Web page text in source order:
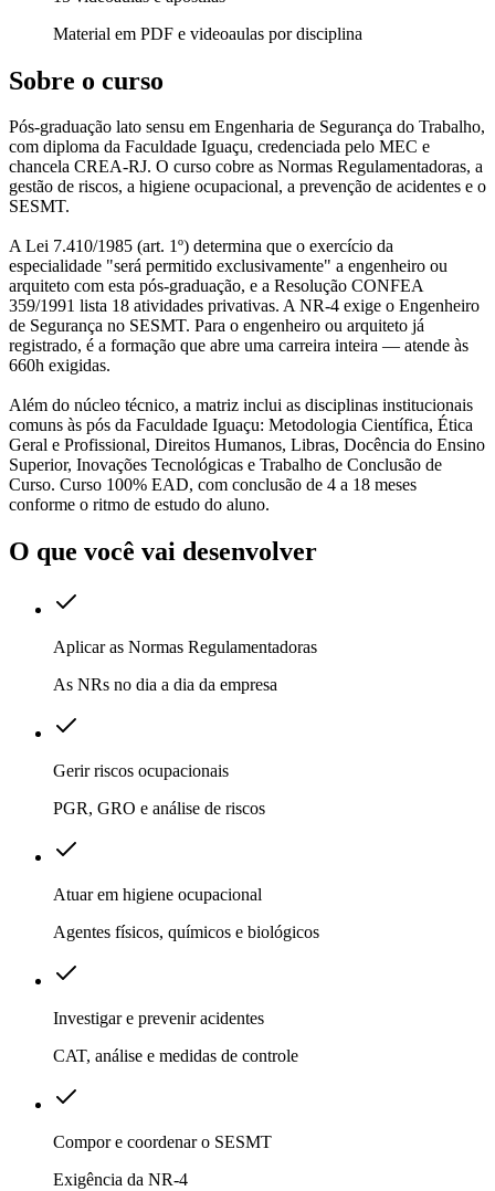
Material em PDF e videoaulas por disciplina
Sobre o curso
Pós-graduação lato sensu em Engenharia de Segurança do Trabalho,
com diploma da Faculdade Iguaçu, credenciada pelo MEC e
chancela CREA-RJ. O curso cobre as Normas Regulamentadoras, a
gestão de riscos, a higiene ocupacional, a prevenção de acidentes e o
SESMT.
A Lei 7.410/1985 (art. 1º) determina que o exercício da
especialidade "será permitido exclusivamente" a engenheiro ou
arquiteto com esta pós-graduação, e a Resolução CONFEA
359/1991 lista 18 atividades privativas. A NR-4 exige o Engenheiro
de Segurança no SESMT. Para o engenheiro ou arquiteto já
registrado, é a formação que abre uma carreira inteira — atende às
660h exigidas.
Além do núcleo técnico, a matriz inclui as disciplinas institucionais
comuns às pós da Faculdade Iguaçu: Metodologia Científica, Ética
Geral e Profissional, Direitos Humanos, Libras, Docência do Ensino
Superior, Inovações Tecnológicas e Trabalho de Conclusão de
Curso. Curso 100% EAD, com conclusão de 4 a 18 meses
conforme o ritmo de estudo do aluno.
O que você vai desenvolver
Aplicar as Normas Regulamentadoras
As NRs no dia a dia da empresa
Gerir riscos ocupacionais
PGR, GRO e análise de riscos
Atuar em higiene ocupacional
Agentes físicos, químicos e biológicos
Investigar e prevenir acidentes
CAT, análise e medidas de controle
Compor e coordenar o SESMT
Exigência da NR-4